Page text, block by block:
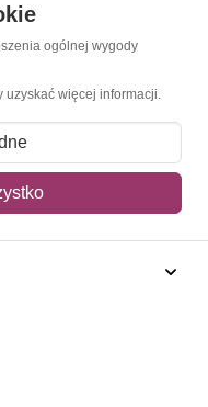
ogólnej wygody
uzyskać więcej informacji.